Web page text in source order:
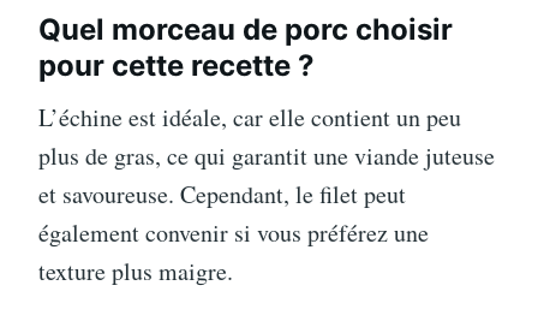
Quel morceau de porc choisir
pour cette recette ?
L’échine est idéale, car elle contient un peu
plus de gras, ce qui garantit une viande juteuse
et savoureuse. Cependant, le filet peut
également convenir si vous préférez une
texture plus maigre.